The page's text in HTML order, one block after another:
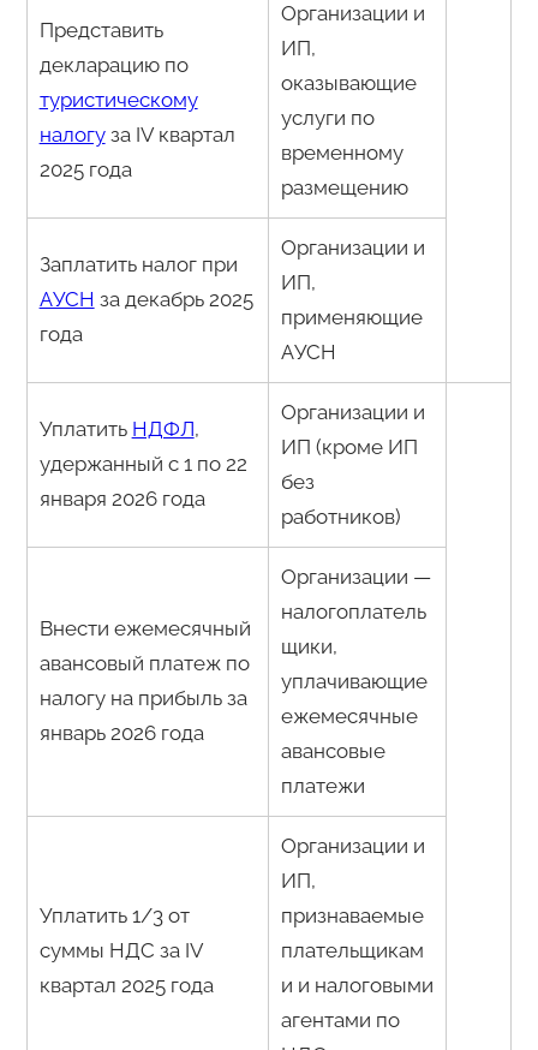
Представить
декларацию по
туристическому
налогуза IV квартал
2025 года
Организации и
ИП,
оказывающие
услуги по
временному
размещению
Заплатить налог при
АУСН за декабрь 2025
года
Организации и
ИП,
применяющие
АУСН
Уплатить НДФЛ,
удержанный с 1 по 22
января 2026 года
Организации и
ИП (кроме ИП
без
работников)
Внести ежемесячный
авансовый платеж по
налогу на прибыль за
январь 2026 года
Организации —
налогоплатель
щики,
уплачивающие
ежемесячные
авансовые
платежи
Уплатить 1/3 от
суммы НДС за IV
квартал 2025 года
Организации и
ИП,
признаваемые
плательщикам
и и налоговыми
агентами по